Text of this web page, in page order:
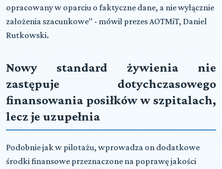
opracowany w oparciu o faktyczne dane, a nie wyłącznie
założenia szacunkowe" - mówił prezes AOTMiT, Daniel
Rutkowski.
Nowy standard żywienia nie
zastępuje dotychczasowego
finansowania posiłków w szpitalach,
lecz je uzupełnia
Podobnie jak w pilotażu, wprowadza on dodatkowe
środki finansowe przeznaczone na poprawę jakości